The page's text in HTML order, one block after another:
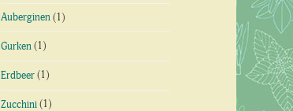
Auberginen (1)
Gurken (1)
Erdbeer (1)
Zucchini (1)